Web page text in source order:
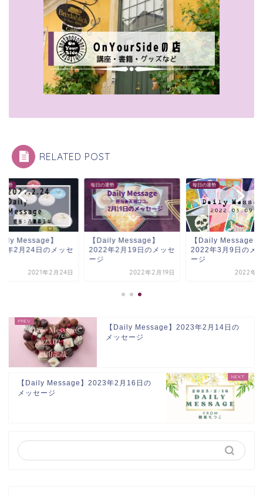
RELATED POST
運勢
Message】
年2月24日のメッセ
2021年2月24日
毎日の運勢
【Daily Message】
2022年2月19日のメッセ
ージ
2022年2月19日
毎日の運勢
【Daily Message】
2022年3月9日のメ
ージ
2022年3
【Daily Message】2023年2月14日の
メッセージ
【Daily Message】2023年2月16日の
メッセージ